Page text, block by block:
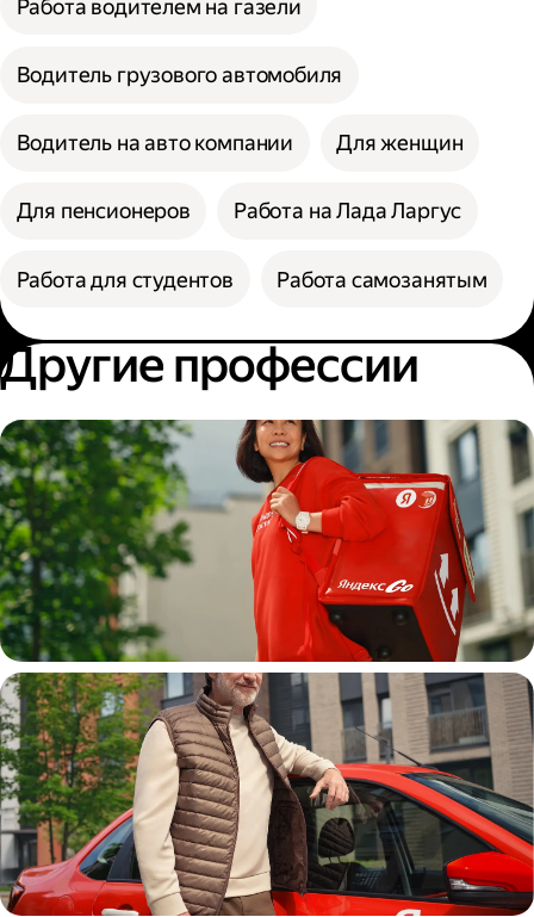
Работа водителем на газели
Водитель грузового автомобиля
Водитель на авто компании Для женщин
Для пенсионеров Работа на Лада Ларгус
Работа для студентов Работа самозанятым
Другие профессии
Пеший курьер